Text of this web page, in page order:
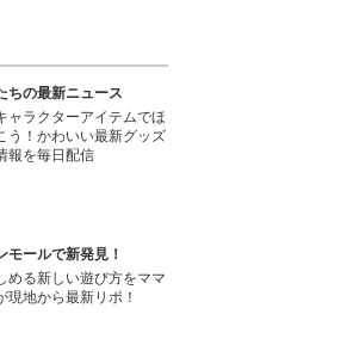
ちの最新ニュース
ャラクターアイテムでほ
う！かわいい最新グッズ
報を毎日配信
モールで新発見！
める新しい遊び方をママ
現地から最新リポ！